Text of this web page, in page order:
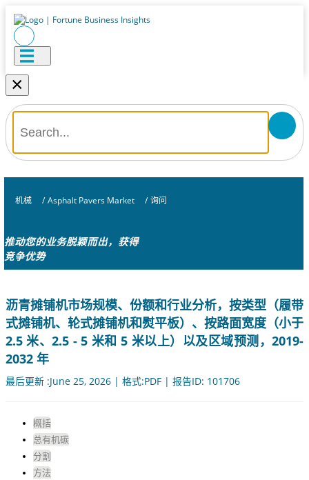
×
机械 / Asphalt Pavers Market / 询问
推动您的业务脱颖而出，获得
竞争优势
沥青摊铺机市场规模、份额和行业分析，按类型（履带
式摊铺机、轮式摊铺机和熨平板）、按路面宽度（小于
2.5 米、2.5 - 5 米和 5 米以上）以及区域预测，2019-
2032 年
最后更新 :June 25, 2026 | 格式:PDF | 报告ID: 101706
概括
总有机碳
分割
方法